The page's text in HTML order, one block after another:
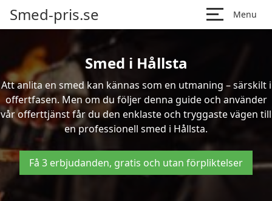
Smed-pris.se Menu
Smed i Hållsta
Att anlita en smed kan kännas som en utmaning – särskilt i
offertfasen. Men om du följer denna guide och använder
vår offerttjänst får du den enklaste och tryggaste vägen till
en professionell smed i Hållsta.
Få 3 erbjudanden, gratis och utan förpliktelser